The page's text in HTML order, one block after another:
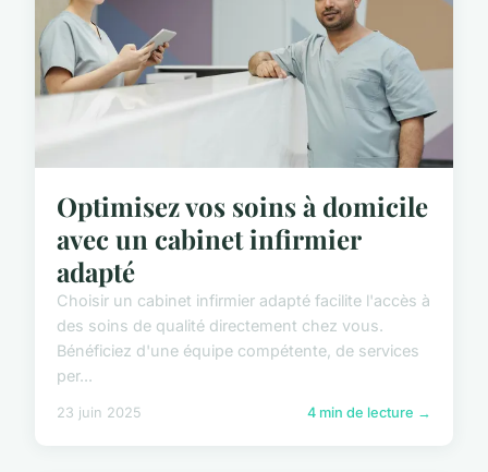
Optimisez vos soins à domicile
avec un cabinet infirmier
adapté
Choisir un cabinet infirmier adapté facilite l'accès à
des soins de qualité directement chez vous.
Bénéficiez d'une équipe compétente, de services
per...
23 juin 2025 4 min de lecture →